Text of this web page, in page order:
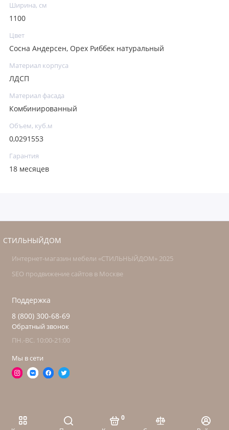
0
Ширина, см
1100
Цвет
Сосна Андерсен, Орех Риббек натуральный
Материал корпуса
ЛДСП
Материал фасада
Комбинированный
Объем, куб.м
0,0291553
Гарантия
18 месяцев
СТИЛЬНЫЙДОМ
Интернет-магазин мебели «СТИЛЬНЫЙДОМ» 2025
SEO продвижение сайтов в Москве
Поддержка
8 (800) 300-68-69
Обратный звонок
ПН.-ВС. 10:00-21:00
Мы в сети